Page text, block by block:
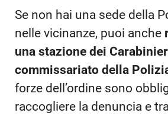
Se non hai una sede della
nelle vicinanze, puoi anche
una stazione dei
commissariato della
forze dell’ordine sono
raccogliere la denuncia e